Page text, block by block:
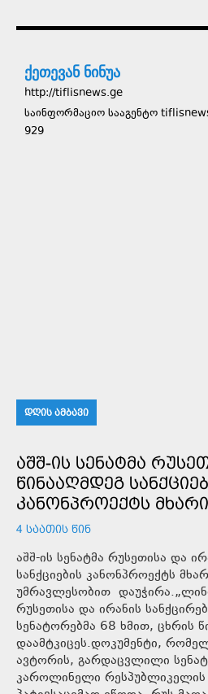
ქეთევან ნინუა
http://tiflisnews.ge
საინფორმაციო სააგენტო
929
ᲓᲦᲘᲡ ᲐᲛᲑᲐᲕᲘ
ᲐᲨᲨ-ᲘᲡ ᲡᲔᲜᲐᲢᲛᲐ
ᲬᲘᲜᲐᲐᲦᲛᲓᲔᲒ
ᲙᲐᲜᲝᲜᲞᲠᲝᲔᲥᲢᲡ
4 ᲡᲐᲐᲗᲘᲡ ᲬᲘᲜ
აშშ-ის სენატმა რუსეთისა და
სანქციების კანონპროექტს
უმრავლესობით
რუსეთისა და ირანის
სენატორებმა 68 ხმით, ცხრის
დაამტკიცეს.დოკუმენტი,
ავტორის, გარდაცვლილი
კაროლინელი რესპუბლიკელის